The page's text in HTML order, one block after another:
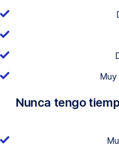
Nunca tengo